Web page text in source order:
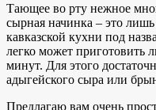
Тающее во рту нежное
сырная начинка – это
кавказской кухни под
легко может приготовить
минут. Для этого
адыгейского сыра или
Предлагаю вам очень